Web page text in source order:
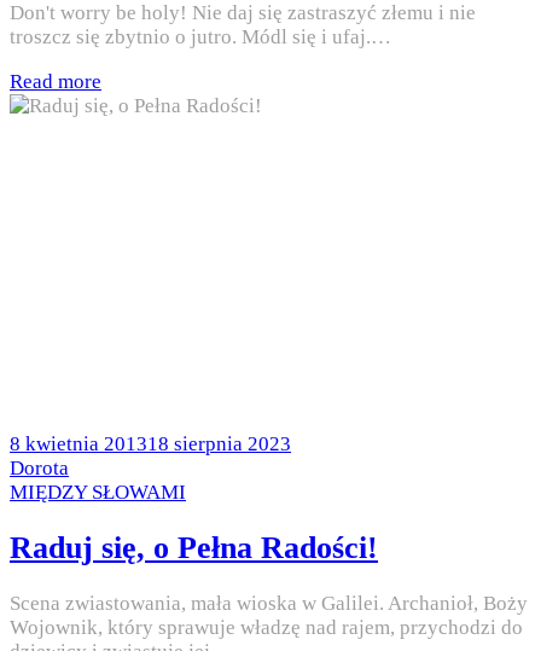
Don't worry be holy! Nie daj się zastraszyć złemu i nie
troszcz się zbytnio o jutro. Módl się i ufaj.…
Read more
Posted
on
8 kwietnia 201318 sierpnia 2023
by
Dorota
Posted
MIĘDZY SŁOWAMI
Raduj się, o Pełna Radości!
Scena zwiastowania, mała wioska w Galilei. Archanioł, Boży
Wojownik, który sprawuje władzę nad rajem, przychodzi do